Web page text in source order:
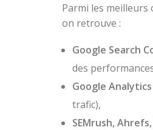
Parmi les meilleurs
on retrouve :
Google Search
des
Google Analytics
trafic),
SEMrush,